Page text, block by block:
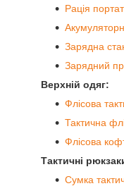
Рація
Зарядна
Зарядний
Верхній одяг:
Флісова
Тактична
Флісова
Тактичні
Сумка